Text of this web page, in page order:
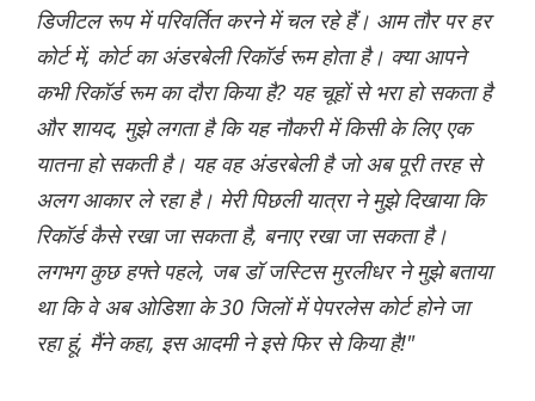
डिजीटल रूप में परिवर्तित करने में चल रहे हैं। आम तौर पर हर
कोर्ट में, कोर्ट का अंडरबेली रिकॉर्ड रूम होता है। क्या आपने
कभी रिकॉर्ड रूम का दौरा किया है? यह चूहों से भरा हो सकता है
और शायद, मुझे लगता है कि यह नौकरी में किसी के लिए एक
यातना हो सकती है। यह वह अंडरबेली है जो अब पूरी तरह से
अलग आकार ले रहा है। मेरी पिछली यात्रा ने मुझे दिखाया कि
रिकॉर्ड कैसे रखा जा सकता है, बनाए रखा जा सकता है।
लगभग कुछ हफ्ते पहले, जब डॉ जस्टिस मुरलीधर ने मुझे बताया
था कि वे अब ओडिशा के 30 जिलों में पेपरलेस कोर्ट होने जा
रहा हूं, मैंने कहा, इस आदमी ने इसे फिर से किया है!"